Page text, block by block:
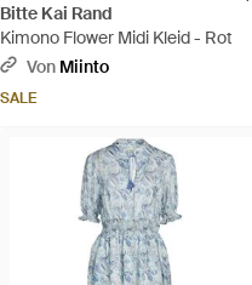
Bitte Kai Rand
Kimono Flower Midi Kleid - Rot
Von Miinto
SALE